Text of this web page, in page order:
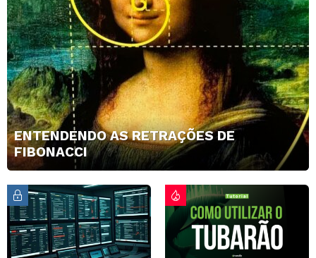
ENTENDENDO AS RETRAÇÕES DE
FIBONACCI